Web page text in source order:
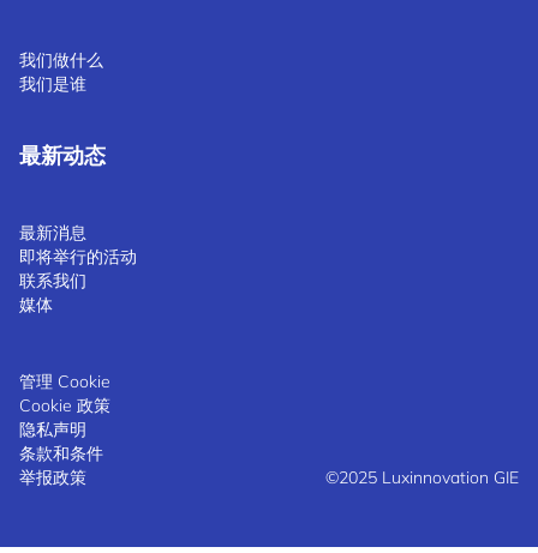
我们做什么
我们是谁
最新动态
最新消息
即将举行的活动
联系我们
媒体
管理 Cookie
Cookie 政策
隐私声明
条款和条件
举报政策
©2025 Luxinnovation GIE